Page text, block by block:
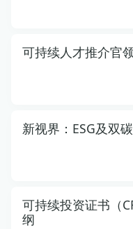
可持续人才推介官
新视界：ESG及双
可持续投资证书（
纲